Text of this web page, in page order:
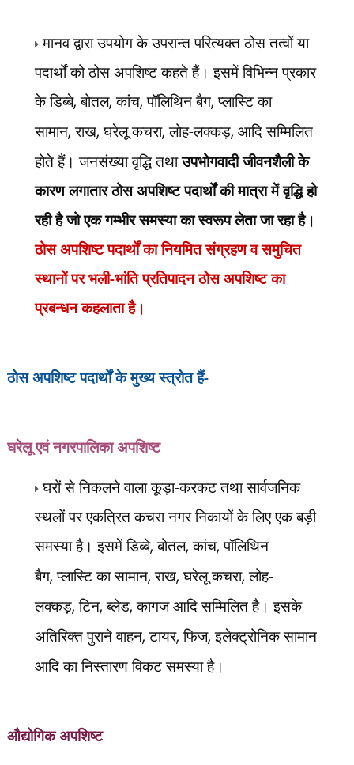
मानव द्वारा उपयोग के उपरान्त परित्यक्त ठोस तत्वों या
पदार्थों को ठोस अपशिष्ट कहते हैं। इसमें विभिन्न प्रकार
के डिब्बे,बोतल,कांच,पॉलिथिन बैग,प्लास्टि का
सामान,राख,घरेलू कचरा,लोह-लक्कड़, आदि सम्मिलित
होते हैं। जनसंख्या वृद्धि तथाउपभोगवादी जीवनशैली के
कारण लगातार ठोस अपशिष्ट पदार्थों की मात्रा में वृद्धि हो
रही है जो एक गम्भीर समस्या का स्वरूप लेता जा रहा है।
ठोस अपशिष्ट पदार्थों का नियमित संग्रहण व समुचित
स्थानों पर भली-भांति प्रतिपादन ठोस अपशिष्ट का
प्रबन्धन कहलाता है।
ठोस अपशिष्ट पदार्थों के मुख्य स्त्रोत हैं-
घरेलू एवं नगरपालिका अपशिष्ट
घरों से निकलने वाला कूड़ा-करकट तथा सार्वजनिक
स्थलों पर एकत्रित कचरा नगर निकायों के लिए एक बड़ी
समस्या है। इसमें डिब्बे,बोतल,कांच,पॉलिथिन
बैग,प्लास्टि का सामान,राख,घरेलू कचरा,लोह-
लक्कड़,टिन,ब्लेड,कागज आदि सम्मिलित है। इसके
अतिरिक्त पुराने वाहन,टायर,फिज,इलेक्ट्रोनिक सामान
आदि का निस्तारण विकट समस्या है।
औद्योगिक अपशिष्ट